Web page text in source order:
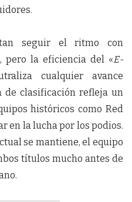
seguir el ritmo con
pero la eficiencia del «E-
cualquier avance
de clasificación refleja un
históricos como Red
en la lucha por los podios.
se mantiene, el equipo
títulos mucho antes de